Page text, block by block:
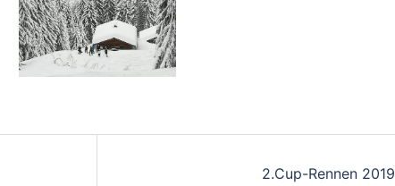
2.Cup-Rennen 2019